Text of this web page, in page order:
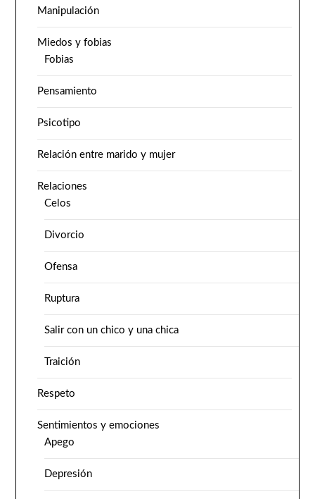
Manipulación
Miedos y fobias
Fobias
Pensamiento
Psicotipo
Relación entre marido y mujer
Relaciones
Celos
Divorcio
Ofensa
Ruptura
Salir con un chico y una chica
Traición
Respeto
Sentimientos y emociones
Apego
Depresión